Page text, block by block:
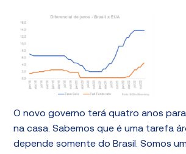
O novo governo terá quatro anos
na casa. Sabemos que é uma tarefa
depende somente do Brasil. Somos